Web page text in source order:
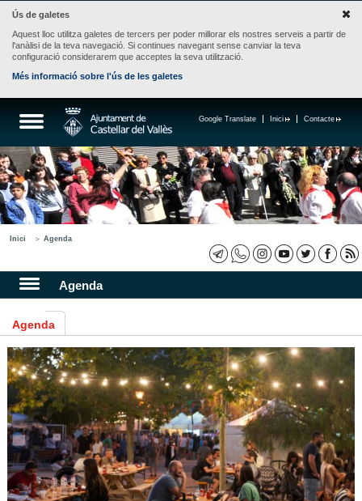
Ús de galetes
Aquest lloc utilitza galetes de tercers per poder millorar els nostres serveis a partir de
l'anàlisi de la teva navegació. Si continues navegant sense canviar la teva
configuració considerarem que acceptes la seva utilització.
Més informació sobre l'ús de les galetes
Contacte
Inici
Google Translate
Inici Agenda
Agenda
Agenda